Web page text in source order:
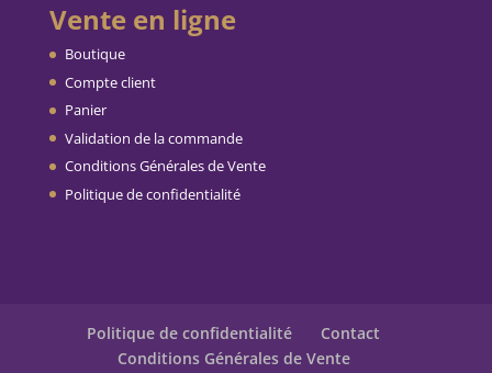
Vente en ligne
Boutique
Compte client
Panier
Validation de la commande
Conditions Générales de Vente
Politique de confidentialité
Politique de confidentialité
Contact
Conditions Générales de Vente